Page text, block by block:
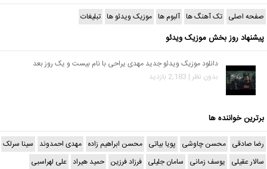
صفحه اصلی تک آهنگ ها آلبوم ها موزیک ویدئو ها تبلیغات
پیشنهاد روز بخش موزیک ویدئو
دانلود موزیک ویدئو جدید مهدی یراحی با نام بیست و یک روز بعد
بدون نظر | 2,183 بازدید
برترین خواننده ها
رضا صادقی محسن چاوشی پویا بیاتی محسن ابراهیم زاده مهدی احمدوند سینا سرلک
سالار عقیلی یوسف زمانی سامان جلیلی فرزاد فرزین حمید هیراد علی لهراسبی